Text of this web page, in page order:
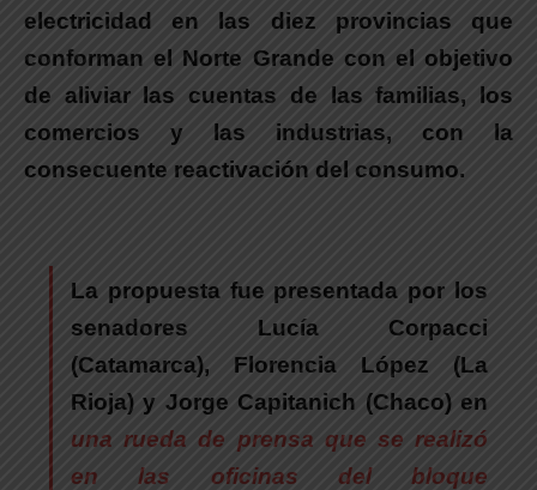
electricidad en las diez provincias que
conforman el Norte Grande con el objetivo
de aliviar las cuentas de las familias, los
comercios y las industrias, con la
consecuente reactivación del consumo.
La propuesta fue presentada por los
senadores Lucía Corpacci
(Catamarca), Florencia López (La
Rioja) y Jorge Capitanich (Chaco) en
una rueda de prensa que se realizó
en las oficinas del bloque